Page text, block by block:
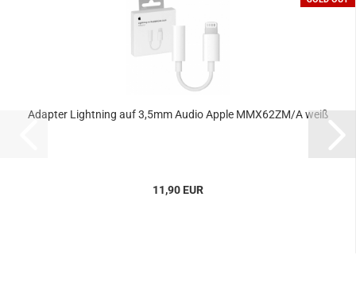
Adapter Lightning auf 3,5mm Audio Apple MMX62ZM/A weiß
11,90 EUR